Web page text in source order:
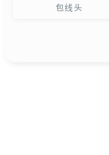
包线头